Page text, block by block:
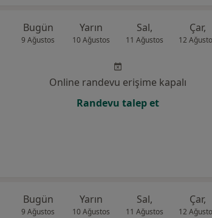
Bugün
9 Ağustos
Yarın
10 Ağustos
Sal,
11 Ağustos
Çar,
12
Online randevu erişime kapalı
Randevu talep et
Bugün
9 Ağustos
Yarın
10 Ağustos
Sal,
11 Ağustos
Çar,
12